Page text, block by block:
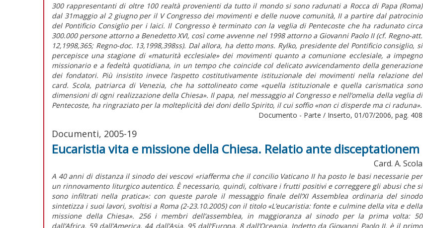
300 rappresentanti di oltre 100 realtà provenienti da tutto il mondo si sono radunati a Rocca di Papa (Roma)
dal 31maggio al 2 giugno per il V Congresso dei movimenti e delle nuove comunità, II a partire dal patrocinio
del Pontificio Consiglio per i laici. Il Congresso è terminato con la veglia di Pentecoste che ha radunato circa
300.000 persone attorno a Benedetto XVI, così come avvenne nel 1998 attorno a Giovanni Paolo II (cf. Regno-att.
12,1998,365; Regno-doc. 13,1998,398ss). Dal allora, ha detto mons. Rylko, presidente del Pontificio consiglio, si
percepisce una stagione di «maturità ecclesiale» dei movimenti quanto a comunione ecclesiale, a impegno
missionario e a fedeltà quotidiana, in un tempo che coincide col delicato avvicendamento della generazione
dei fondatori. Più insistito invece l’aspetto costitutivamente istituzionale dei movimenti nella relazione del
card. Scola, patriarca di Venezia, che ha sottolineato come «quella istituzionale e quella carismatica sono
dimensioni di ogni realizzazione della Chiesa». Il papa, nel messaggio al Congresso e nell’omelia della veglia di
Pentecoste, ha ringraziato per la molteplicità dei doni dello Spirito, il cui soffio «non ci disperde ma ci raduna».
Documento - Parte / Inserto, 01/07/2006, pag. 408
Documenti, 2005-19
Eucaristia vita e missione della Chiesa. Relatio ante disceptationem
Card. A. Scola
A 40 anni di distanza il sinodo dei vescovi «riafferma che il concilio Vaticano II ha posto le basi necessarie per
un rinnovamento liturgico autentico. È necessario, quindi, coltivare i frutti positivi e correggere gli abusi che si
sono infiltrati nella pratica»: con queste parole il messaggio finale dell’XI Assemblea ordinaria del sinodo
sintetizza i suoi lavori, svoltisi a Roma (2-23.10.2005) con il titolo «L’eucaristia: fonte e culmine della vita e della
missione della Chiesa». 256 i membri dell’assemblea, in maggioranza al sinodo per la prima volta: 50
dall’Africa, 59 dall’America, 44 dall’Asia, 95 dall’Europa, 8 dall’Oceania. Indetto da Giovanni Paolo II, è il primo